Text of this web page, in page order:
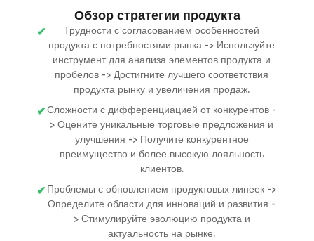
Обзор стратегии продукта
Трудности с согласованием особенностей
продукта с потребностями рынка -> Используйте
инструмент для анализа элементов продукта и
пробелов -> Достигните лучшего соответствия
продукта рынку и увеличения продаж.
Сложности с дифференциацией от конкурентов -
> Оцените уникальные торговые предложения и
улучшения -> Получите конкурентное
преимущество и более высокую лояльность
клиентов.
Проблемы с обновлением продуктовых линеек ->
Определите области для инноваций и развития -
> Стимулируйте эволюцию продукта и
актуальность на рынке.